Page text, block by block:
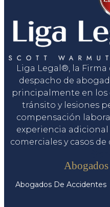
Liga Legal®, la
despacho de
principalmente en los
tránsito y lesiones
compensación
experiencia
comerciales y casos
Abogados De Accidentes